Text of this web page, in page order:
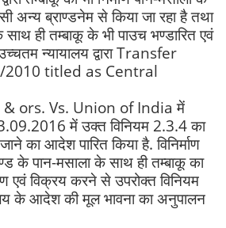
अन्य ब्राण्डनेम से किया जा रहा है तथा
ही तम्बाकू के भी पाउच भण्डारित एवं
न्यायालय द्वारा Transfer
2010 titled as Central
ors. Vs. Union of India में
में उक्त विनियम 2.3.4 का
का आदेश पारित किया है. विनिर्माण
के पान-मसाला के साथ ही तम्बाकू का
एवं विक्रय करने से उपरोक्त विनियम
के आदेश की मूल भावना का अनुपालन